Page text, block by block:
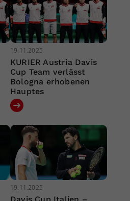
19.11.2025
KURIER Austria Davis
Cup Team verlässt
Bologna erhobenen
Hauptes
19.11.2025